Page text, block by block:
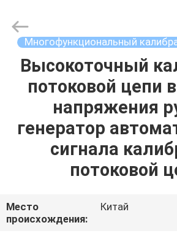
ДОМ
ПРОДУКТЫ
ПУТЕШЕСТВИЕ
ФАБРИКИ
Rights
Reserved.
DevelopedМногофункциональный
Высокоточный
потоковой цепи
напряжения
генератор
сигнала
потоковой
Место
происхождения:
Китай